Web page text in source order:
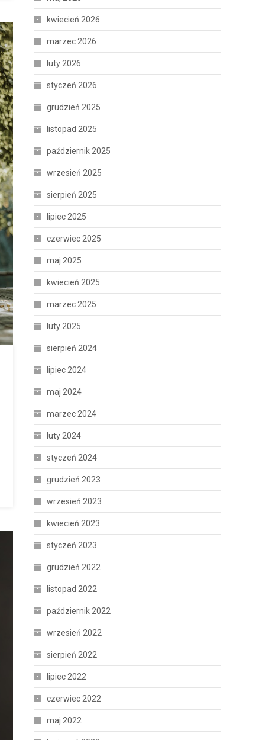
kwiecień 2026
marzec 2026
luty 2026
styczeń 2026
grudzień 2025
listopad 2025
październik 2025
wrzesień 2025
sierpień 2025
lipiec 2025
czerwiec 2025
maj 2025
kwiecień 2025
marzec 2025
luty 2025
sierpień 2024
lipiec 2024
maj 2024
marzec 2024
luty 2024
styczeń 2024
grudzień 2023
wrzesień 2023
kwiecień 2023
styczeń 2023
grudzień 2022
listopad 2022
październik 2022
wrzesień 2022
sierpień 2022
lipiec 2022
czerwiec 2022
maj 2022